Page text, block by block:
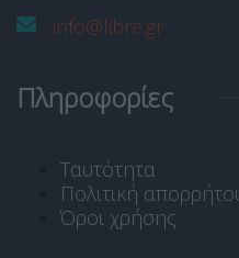
info@libre.gr
Πληροφορίες
Ταυτότητα
Πολιτική
Όροι χρήσης